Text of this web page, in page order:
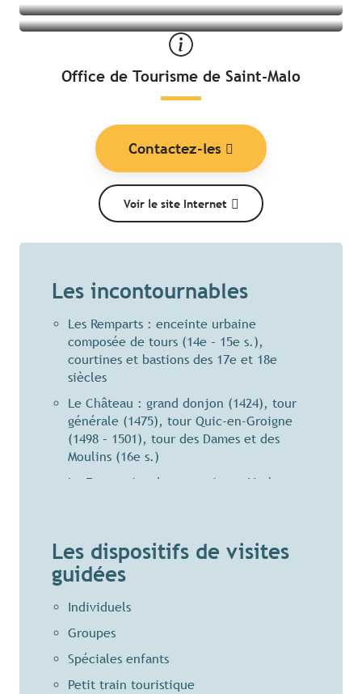
Office de Tourisme de Saint-Malo
Contactez-les
Voir le site Internet
Les incontournables
Les Remparts : enceinte urbaine
composée de tours (14e – 15e s.),
courtines et bastions des 17e et 18e
siècles
Le Château : grand donjon (1424), tour
générale (1475), tour Quic-en-Groigne
(1498 – 1501), tour des Dames et des
Moulins (16e s.)
Le Fort national, construit par Vauban et
de tous nos forts», Vauban, 1695)
Le Grand Bé et le tombeau de
La Cathédrale Saint-Vincent (12es.) aux
vitraux incroyables
La Tour Solidor, triple donjon (16e s.)
Le Fort de la Cité d’Alet (18e s.)
Les dispositifs de visites
guidées
Individuels
Groupes
Spéciales enfants
Petit train touristique